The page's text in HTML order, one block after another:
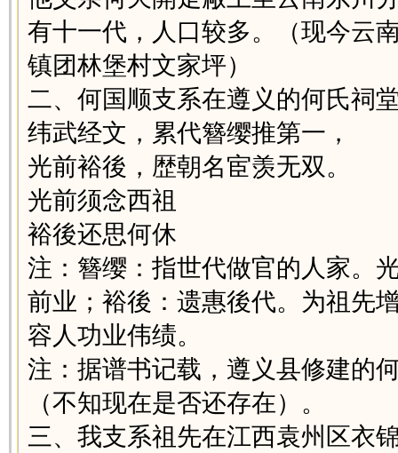
有十一代，人口较多。（现今云
镇团林堡村文家坪）
二、何国顺支系在遵义的何氏祠
纬武经文，累代簪缨推第一，
光前裕後，歴朝名宦羡无双。
光前须念西祖
裕後还思何休
注：簪缨：指世代做官的人家。
前业；裕後：遗惠後代。为祖先
容人功业伟绩。
注：据谱书记载，遵义县修建的
（不知现在是否还存在）。
三、我支系祖先在江西袁州区衣